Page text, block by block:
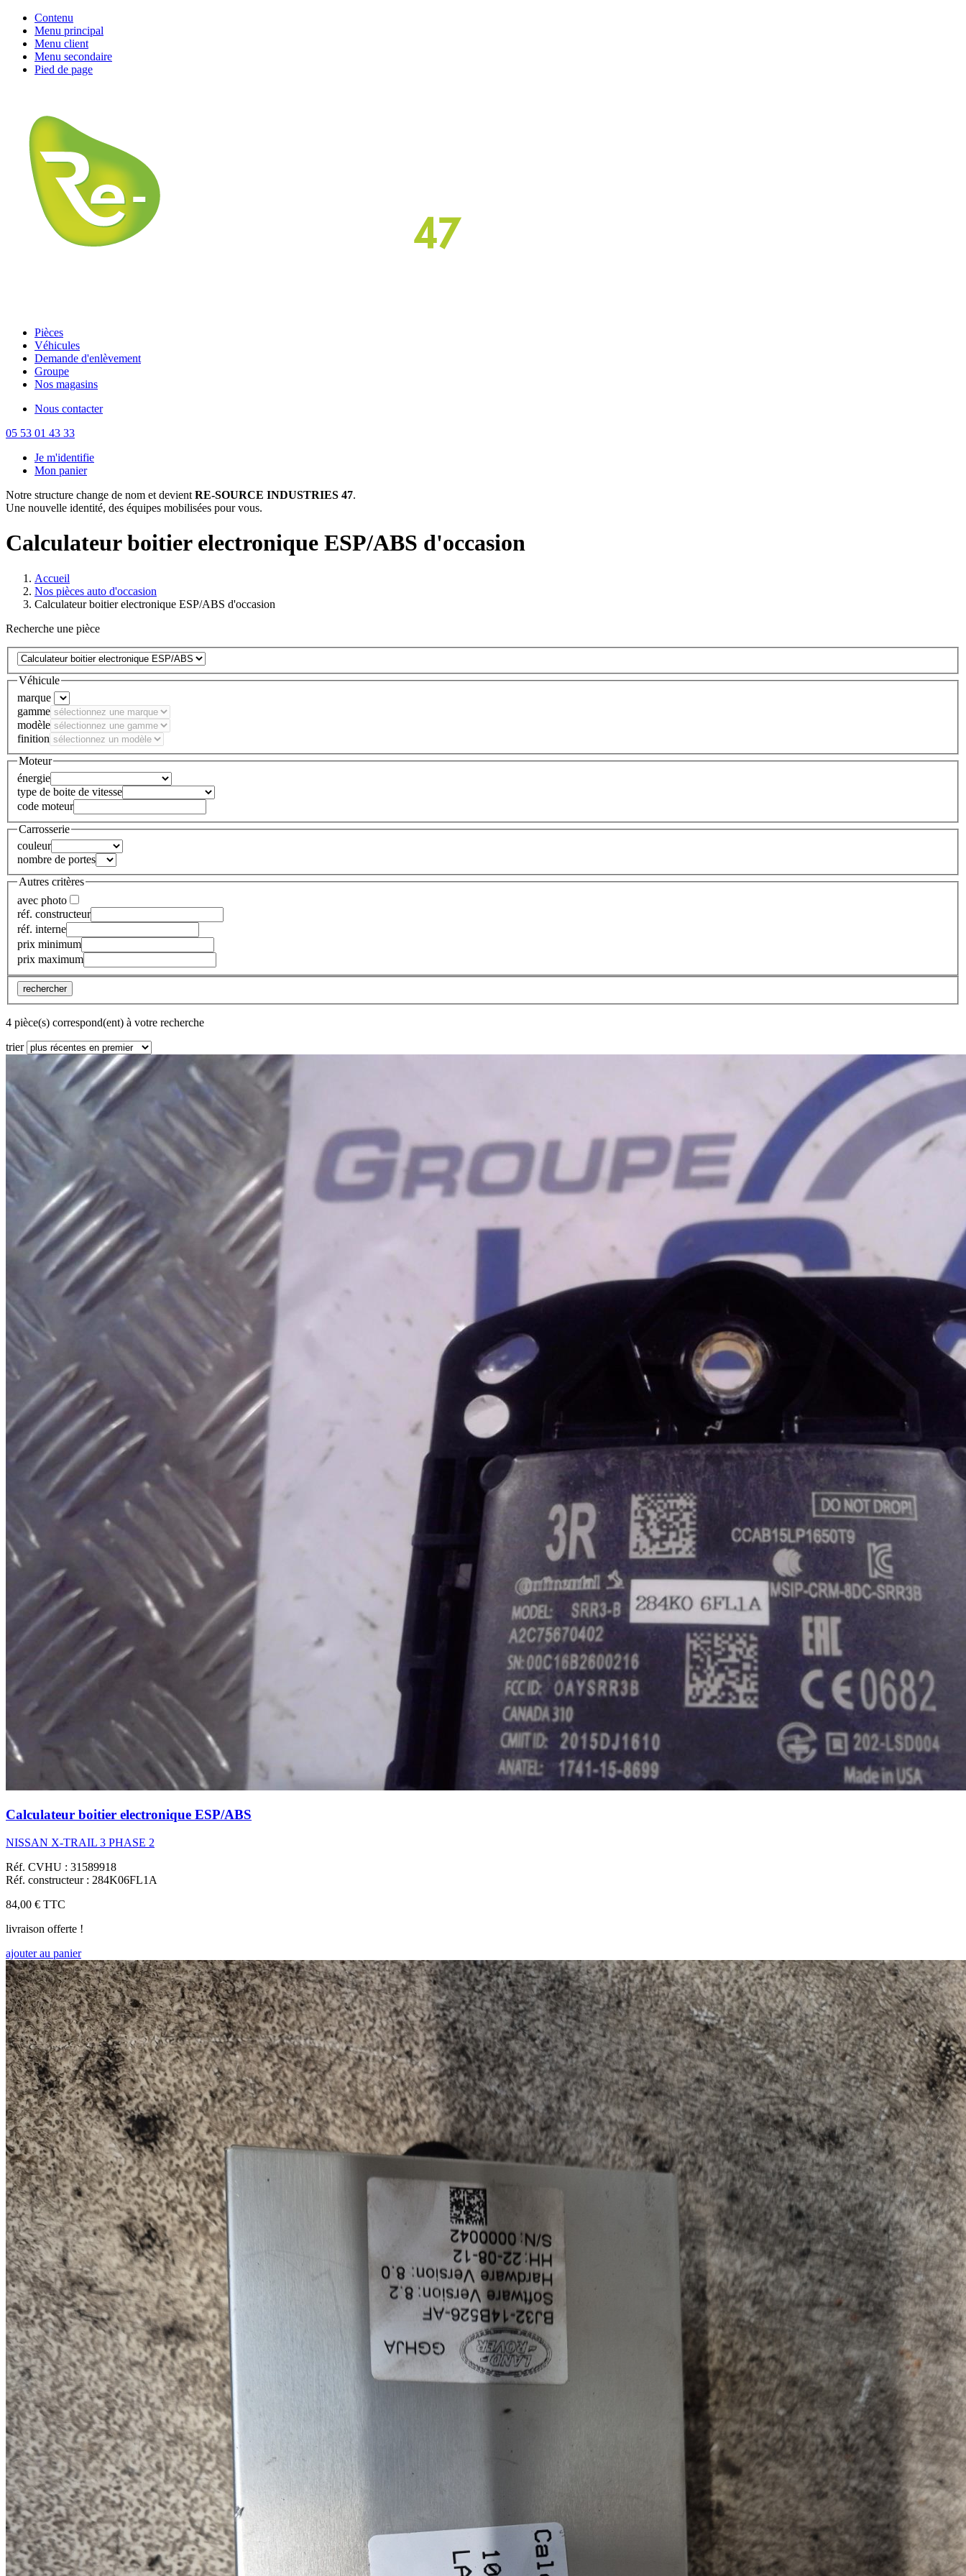
Contenu
Menu principal
Menu client
Menu secondaire
Pied de page
Pièces
Véhicules
Demande d'enlèvement
Groupe
Nos magasins
Nous contacter
05 53 01 43 33
Je m'identifie
Mon panier
Notre structure change de nom et devient RE-SOURCE INDUSTRIES 47.
Une nouvelle identité, des équipes mobilisées pour vous.
Calculateur boitier electronique ESP/ABS d'occasion
Accueil
Nos pièces auto d'occasion
Calculateur boitier electronique ESP/ABS d'occasion
Recherche une pièce
Véhicule
marque
gamme
modèle
finition
Moteur
énergie
type de boite de vitesse
code moteur
Carrosserie
couleur
nombre de portes
Autres critères
avec photo
réf. constructeur
réf. interne
prix minimum
prix maximum
rechercher
4 pièce(s) correspond(ent) à votre recherche
trier
Calculateur boitier electronique ESP/ABS
NISSAN X-TRAIL 3 PHASE 2
Réf. CVHU : 31589918
Réf. constructeur : 284K06FL1A
84,00 € TTC
livraison offerte !
ajouter au panier